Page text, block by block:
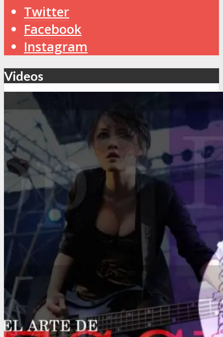
Twitter
Facebook
Instagram
Videos